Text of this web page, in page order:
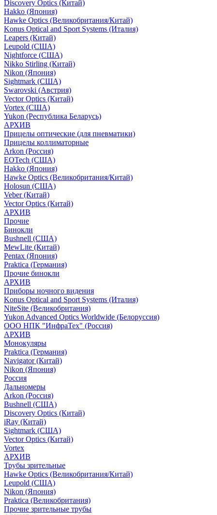
Discovery Optics (Китай)
Hakko (Япония)
Hawke Optics (Великобритания/Китай)
Konus Optical and Sport Systems (Италия)
Leapers (Китай)
Leupold (США)
Nightforce (США)
Nikko Stirling (Китай)
Nikon (Япония)
Sightmark (США)
Swarovski (Австрия)
Vector Optics (Китай)
Vortex (США)
Yukon (Республика Беларусь)
АРХИВ
Прицелы оптические (для пневматики)
Прицелы коллиматорные
Arkon (Россия)
EOTech (США)
Hakko (Япония)
Hawke Optics (Великобритания/Китай)
Holosun (США)
Veber (Китай)
Vector Optics (Китай)
АРХИВ
Прочие
Бинокли
Bushnell (США)
MewLite (Китай)
Pentax (Япония)
Praktica (Германия)
Прочие бинокли
АРХИВ
Приборы ночного видения
Konus Optical and Sport Systems (Италия)
NiteSite (Великобритания)
Yukon Advanced Optics Worldwide (Белоруссия)
ООО НПК "ИнфраТех" (Россия)
АРХИВ
Монокуляры
Praktica (Германия)
Navigator (Китай)
Nikon (Япония)
Россия
Дальномеры
Arkon (Россия)
Bushnell (США)
Discovery Optics (Китай)
iRay (Китай)
Sightmark (США)
Vector Optics (Китай)
Vortex
АРХИВ
Трубы зрительные
Hawke Optics (Великобритания/Китай)
Leupold (США)
Nikon (Япония)
Praktica (Великобритания)
Прочие зрительные трубы